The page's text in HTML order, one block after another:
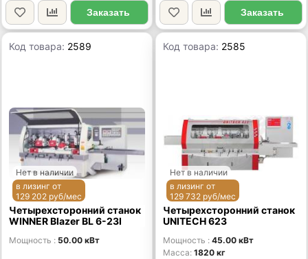
Заказать Заказать
Код товара: 2589
Нет в наличии
в лизинг от
129 202 руб/мес
Четырехсторонний станок
WINNER Blazer BL 6-23I
Мощность 50.00 кВт
Код товара: 2585
Нет в наличии
в лизинг от
129 732 руб/мес
Четырехсторонний станок
UNITECH 623
Мощность
45.00 кВт
Масса 1820 кг